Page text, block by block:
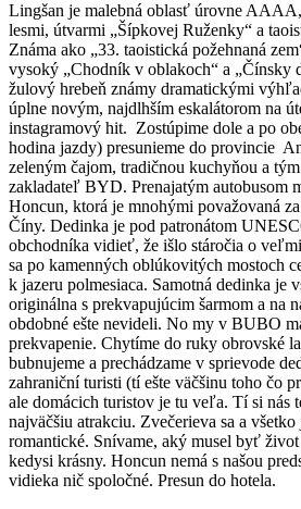
Lingšan je malebná oblasť úrovne
lesmi, útvarmi „Šípkovej Ruženky“ a
Známa ako „33. taoistická požehnaná
vysoký „Chodník v oblakoch“ a „Čínsky
žulový hrebeň známy dramatickými
úplne novým, najdlhším eskalátorom na
instagramový hit. Zostúpime dole a po
hodina jazdy) presunieme do provincie
zeleným čajom, tradičnou kuchyňou a
zakladateľ BYD. Prenajatým autobusom
Honcun, ktorá je mnohými považovaná
Číny. Dedinka je pod patronátom
obchodníka vidieť, že išlo stáročia o
sa po kamenných oblúkovitých mostoch
k jazeru polmesiaca. Samotná dedinka je
originálna s prekvapujúcim šarmom a na
obdobné ešte nevideli. No my v BUBO
prekvapenie. Chytíme do ruky obrovské
bubnujeme a prechádzame v sprievode
zahraniční turisti (tí ešte väčšinu toho čo
ale domácich turistov je tu veľa. Tí si nás
najväčšiu atrakciu. Zvečerieva sa a
romantické. Snívame, aký musel byť
kedysi krásny. Honcun nemá s našou
vidieka nič spoločné. Presun do hotela.